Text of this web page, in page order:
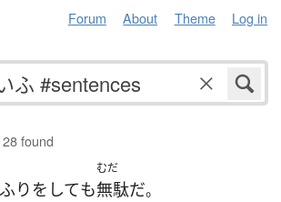
Forum About Theme Log in
found
り を しても
むだ
無駄だ。